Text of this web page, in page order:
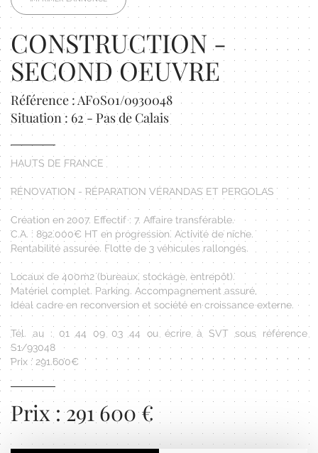
CONSTRUCTION -
SECOND OEUVRE
Référence : AF0S01/0930048
Situation : 62 - Pas de Calais
HAUTS DE FRANCE
RÉNOVATION - RÉPARATION VÉRANDAS ET PERGOLAS
Création en 2007. Effectif : 7. Affaire transférable.
C.A. : 892.000€ HT en progression. Activité de niche.
Rentabilité assurée. Flotte de 3 véhicules rallongés.
Locaux de 400m2 (bureaux, stockage, entrepôt).
Matériel complet. Parking. Accompagnement assuré.
Idéal cadre en reconversion et société en croissance externe.
Tél. au : 01 44 09 03 44 ou écrire à SVT sous référence
S1/93048
Prix : 291.600€
Prix : 291 600 €